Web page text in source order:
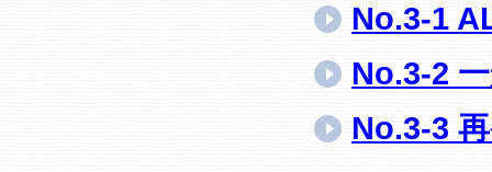
No.3-1
No.3-2
No.3-3